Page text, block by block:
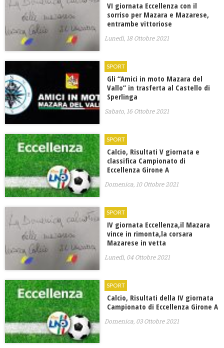
VI giornata Eccellenza con il
sorriso per Mazara e Mazarese,
entrambe vittoriose
Lunedì, 18 Ottobre 2021
SPORT
Gli “Amici in moto Mazara del
Vallo” in trasferta al Castello di
Sperlinga
Sabato, 16 Ottobre 2021
SPORT
Calcio, Risultati V giornata e
classifica Campionato di
Eccellenza Girone A
Domenica, 10 Ottobre 2021
SPORT
IV giornata Eccellenza,il Mazara
vince in rimonta,la corsara
Mazarese in vetta
Lunedì, 04 Ottobre 2021
SPORT
Calcio, Risultati della IV giornata
Campionato di Eccellenza Girone A
Domenica, 03 Ottobre 2021